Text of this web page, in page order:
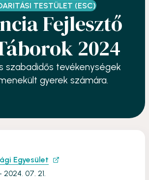
TESTÜLET (ESC)
Fejlesztő
2024
szabadidős tevékenységek
gyerek számára.
Egyesület
07. 21.